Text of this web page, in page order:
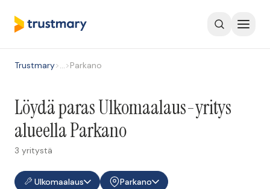
Trustmary>…>Parkano
Löydä paras Ulkomaalaus-yritys
alueella Parkano
3 yritystä
Ulkomaalaus
Parkano